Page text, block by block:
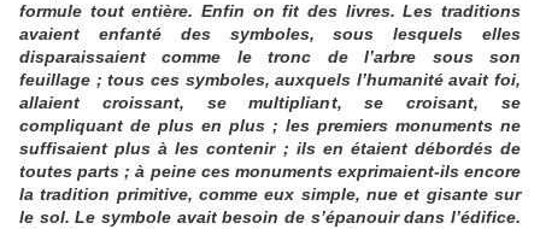
formule tout entière. Enfin on fit des livres. Les traditions
avaient enfanté des symboles, sous lesquels elles
disparaissaient comme le tronc de l’arbre sous son
feuillage ; tous ces symboles, auxquels l’humanité avait foi,
allaient croissant, se multipliant, se croisant, se
compliquant de plus en plus ; les premiers monuments ne
suffisaient plus à les contenir ; ils en étaient débordés de
toutes parts ; à peine ces monuments exprimaient-ils encore
la tradition primitive, comme eux simple, nue et gisante sur
le sol. Le symbole avait besoin de s’épanouir dans l’édifice.